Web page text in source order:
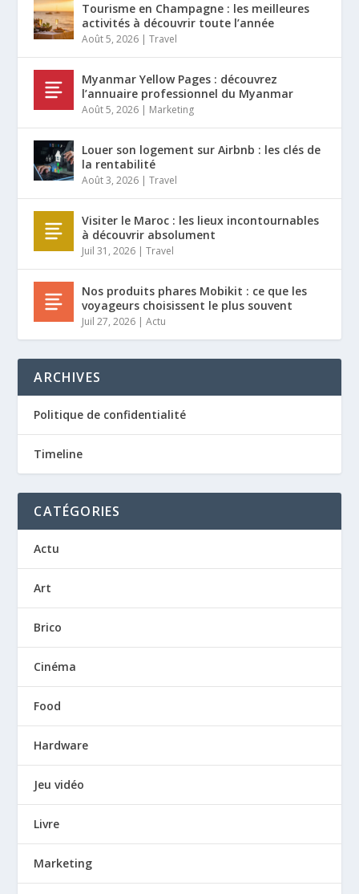
Tourisme en Champagne : les meilleures
activités à découvrir toute l’année
Août 5, 2026 |Travel
Myanmar Yellow Pages : découvrez
l’annuaire professionnel du Myanmar
Août 5, 2026 | Marketing
Louer son logement sur Airbnb : les clés de
la rentabilité
Août 3, 2026 |Travel
Visiter le Maroc : les lieux incontournables
à découvrir absolument
Juil 31, 2026 |Travel
Nos produits phares Mobikit : ce que les
voyageurs choisissent le plus souvent
Juil 27, 2026 |Actu
ARCHIVES
Politique de confidentialité
Timeline
CATÉGORIES
Actu
Art
Brico
Cinéma
Food
Hardware
Jeu vidéo
Livre
Marketing